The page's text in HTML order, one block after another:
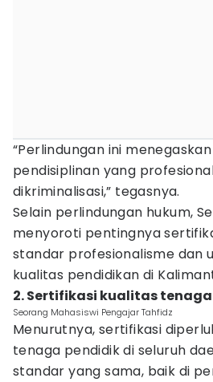
“Perlindungan ini
pendisiplinan yang
dikriminalisasi,” tegasnya.
Selain perlindungan hukum,
menyoroti pentingnya
standar profesionalisme dan
kualitas pendidikan di
2. Sertifikasi kualitas
Seorang Mahasiswi Pengajar Tahfidz
Menurutnya, sertifikasi
tenaga pendidik di seluruh
standar yang sama, baik di